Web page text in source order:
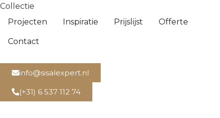
Collectie
Projecten
Inspiratie Prijslijst Offerte
Contact
info@sisalexpert.nl
(+31) 6 537 112 74